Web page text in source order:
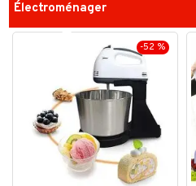
Électroménager
-52 %